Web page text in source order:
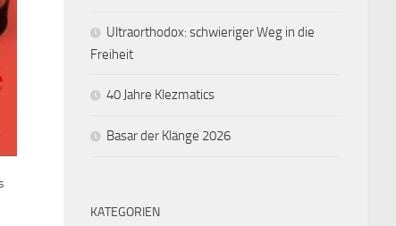
Ultraorthodox: schwieriger Weg in die
Freiheit
40 Jahre Klezmatics
Basar der Klänge 2026
KATEGORIEN